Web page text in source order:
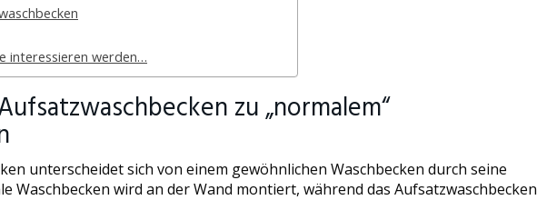
interessieren werden…
zu „normalem“
unterscheidet sich von einem gewöhnlichen Waschbecken durch seine
Waschbecken wird an der Wand montiert, während das Aufsatzwaschbecken